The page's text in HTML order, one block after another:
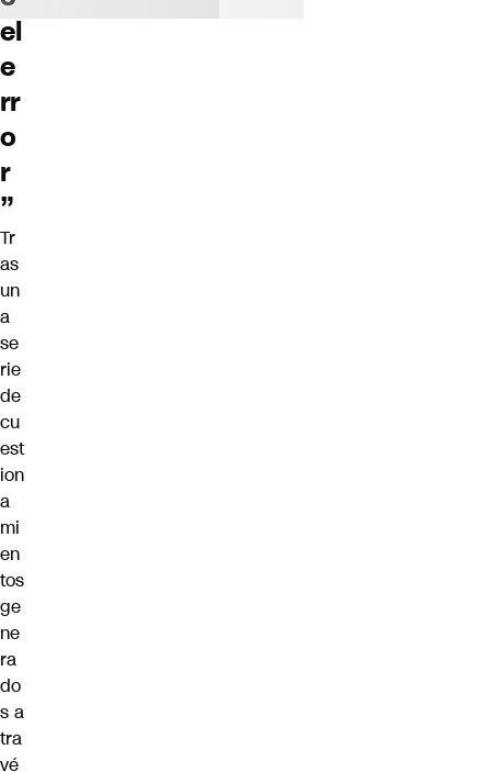
el
e
rr
o
r
”
Tr
as
un
a
se
rie
de
cu
est
ion
a
mi
en
tos
ge
ne
ra
do
s a
tra
vé